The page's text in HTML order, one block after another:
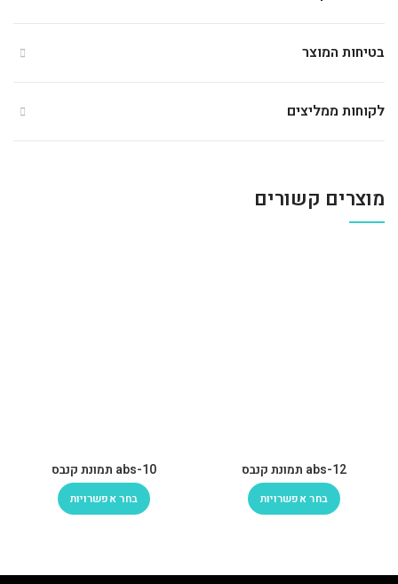
בטיחות המוצר
לקוחות ממליצים
מוצרים קשורים
abs-12 תמונת קנבס
בחר אפשרויות
abs-10 תמונת קנבס
בחר אפשרויות